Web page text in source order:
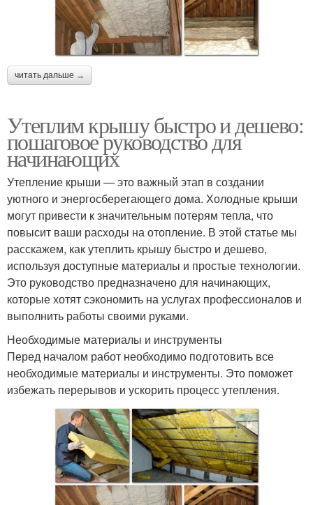
читать дальше →
Утеплим крышу быстро и дешево:
пошаговое руководство для
начинающих
Утепление крыши — это важный этап в создании
уютного и энергосберегающего дома. Холодные крыши
могут привести к значительным потерям тепла, что
повысит ваши расходы на отопление. В этой статье мы
расскажем, как утеплить крышу быстро и дешево,
используя доступные материалы и простые технологии.
Это руководство предназначено для начинающих,
которые хотят сэкономить на услугах профессионалов и
выполнить работы своими руками.
Необходимые материалы и инструменты
Перед началом работ необходимо подготовить все
необходимые материалы и инструменты. Это поможет
избежать перерывов и ускорить процесс утепления.